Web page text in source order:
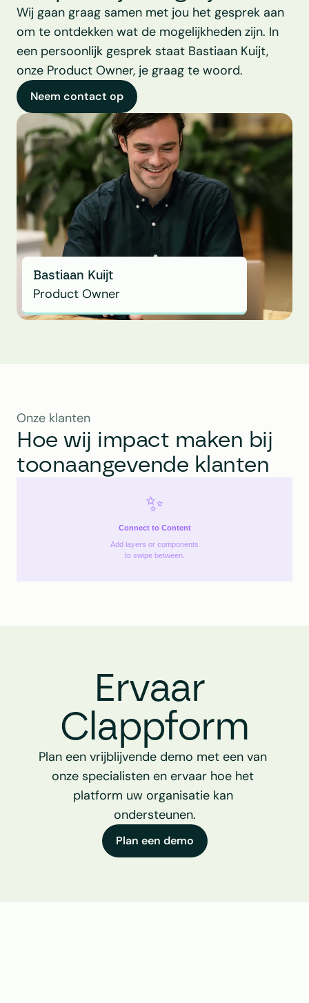
Bastiaan Kuijt
Product Owner
Wij gaan graag samen met jou het gesprek aan
om te ontdekken wat de mogelijkheden zijn. In
een persoonlijk gesprek staat Bastiaan Kuijt,
onze Product Owner, je graag te woord.
Neem contact op
Onze klanten
Hoe wij impact maken bij
toonaangevende klanten
✨
Connect to Content
Add layers or components
to swipe between.
Ervaar
Clappform
Plan een vrijblijvende demo met een van
onze specialisten en ervaar hoe het
platform uw organisatie kan
ondersteunen.
Plan een demo